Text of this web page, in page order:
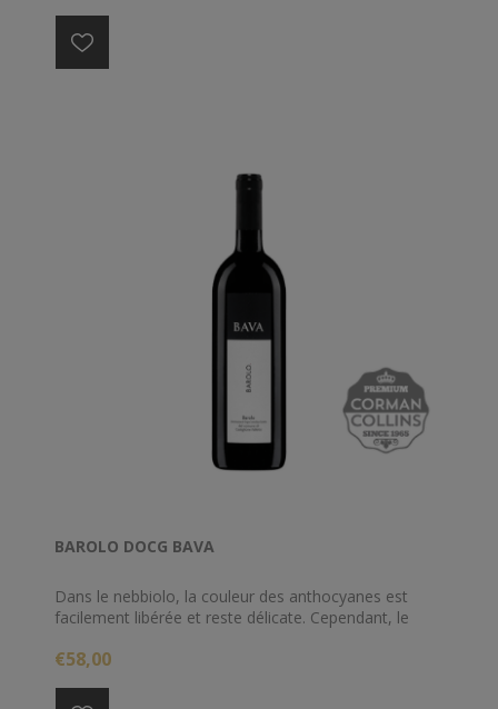
intéressant.
BAROLO DOCG BAVA
Dans le nebbiolo, la couleur des anthocyanes est
facilement libérée et reste délicate. Cependant, le
une merveilleux couleur rouge-grenat qui n'est jamais
d'épices, de violette, de cacao et de truffes. Ses
€58,00